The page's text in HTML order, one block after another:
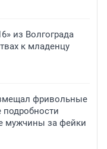
из Волгограда
к младенцу
фривольные
мужчины за фейки